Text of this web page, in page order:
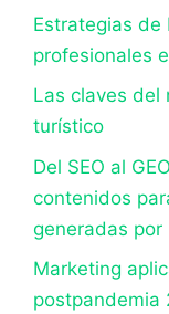
Estrategias de
profesionales
Las claves del
turístico
Del SEO al
contenidos
generadas por
Marketing
postpandemia